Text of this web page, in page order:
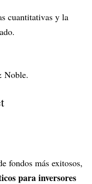
cuantitativas y la
Noble.
fondos más exitosos,
para inversores